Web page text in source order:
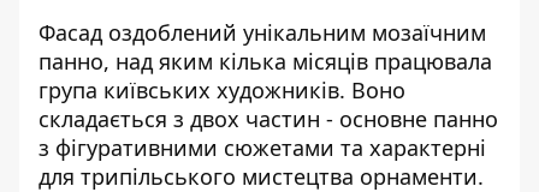
Фасад оздоблений унікальним мозаїчним
панно, над яким кілька місяців працювала
група київських художників. Воно
складається з двох частин - основне панно
з фігуративними сюжетами та характерні
для трипільського мистецтва орнаменти.